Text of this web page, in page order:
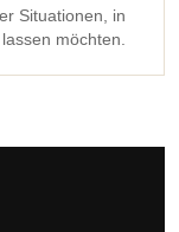
Situationen, in
möchten.